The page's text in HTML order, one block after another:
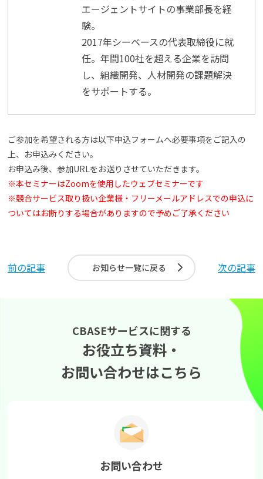
エージェントサイトの事業部長を経
験。
2017年シーベースの代表取締役に就
任。年間100社を超える企業を訪問
し、組織開発、人材開発の課題解決
をサポートする。
ご参加を希望される方は以下申込フォームへ必要事項をご記入の
上、お申込みください。
お申込み後、参加URLをお送りさせていただきます。
※本セミナーはZoomを使用したウェブセミナーです
※競合サービス取り扱い企業様・フリーメールアドレスでの申込に
ついてはお断りする場合がありますので予めご了承ください
前の記事 お知らせ一覧に戻る 次の記事
CBASEサービスに関する
お役立ち資料・
お問い合わせはこちら
お問い合わせ